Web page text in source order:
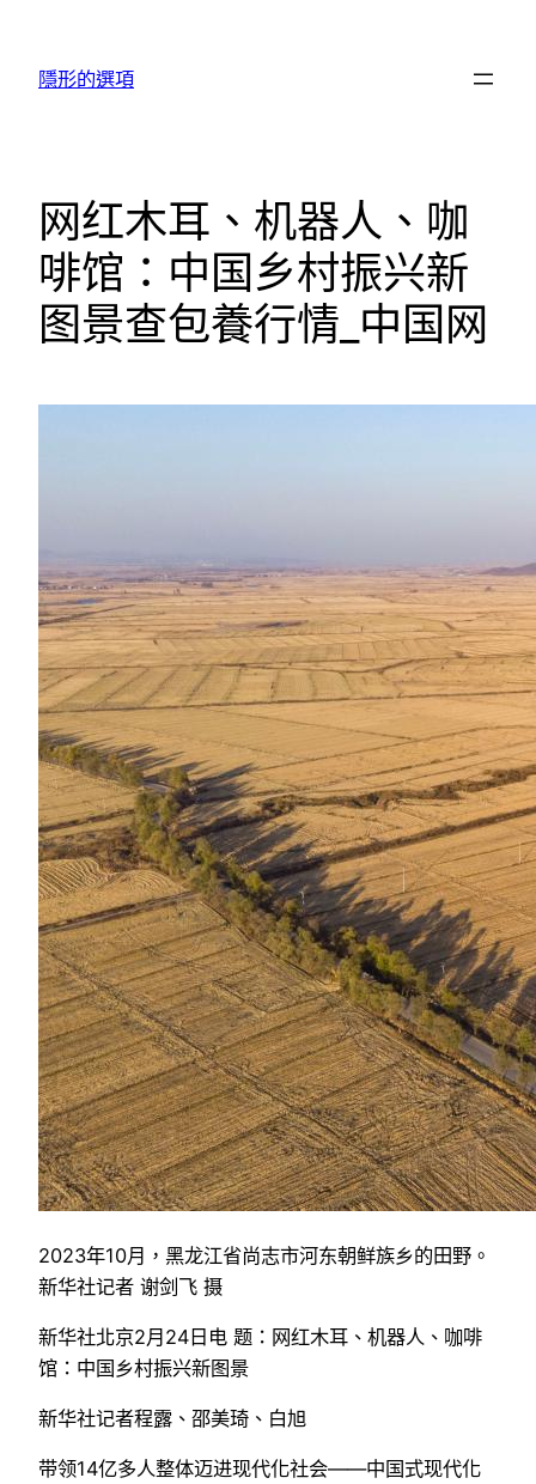
隱形的選項
网红木耳、机器人、咖
啡馆：中国乡村振兴新
图景查包養行情_中国网
2023年10月，黑龙江省尚志市河东朝鲜族乡的田野。
新华社记者 谢剑飞 摄
新华社北京2月24日电 题：网红木耳、机器人、咖啡
馆：中国乡村振兴新图景
新华社记者程露、邵美琦、白旭
带领14亿多人整体迈进现代化社会——中国式现代化